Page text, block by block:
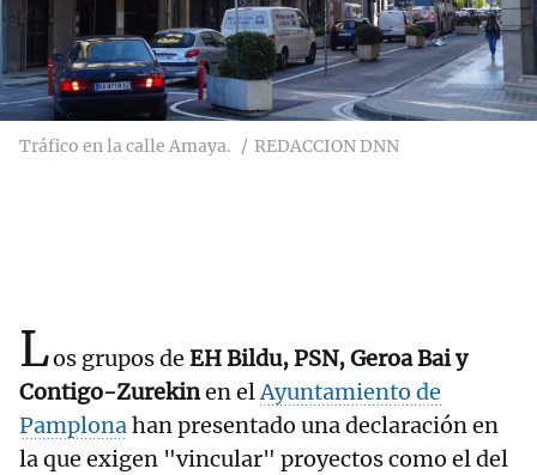
Tráfico en la calle Amaya. REDACCION DNN
Los grupos de EH Bildu, PSN, Geroa Bai y
Contigo-Zurekinen elAyuntamiento de
Pamplonahan presentado una declaración en
la que exigen "vincular" proyectos como el del